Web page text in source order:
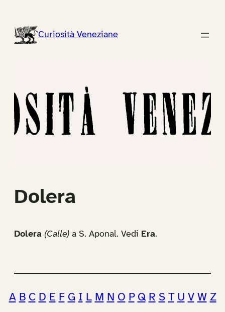
contenutoCuriosità Veneziane
Dolera
Dolera (Calle) a S. Aponal. Vedi Era.
A B C D E F G I L M N O P Q R S T U V W Z